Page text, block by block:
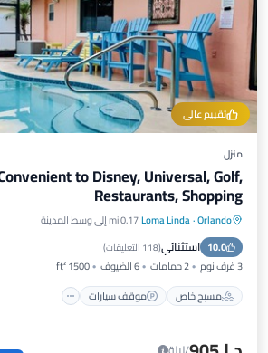
تقييم عالي
منزل
to Disney, Universal, Golf,
Restaurants, Shopping
Orlando
·
Loma Linda0.17 mi إلى وسط المدينة
10.0 استثنائي(118 التعليقات )
3 غرف نوم 2 حمامات 6 الضيوف
1500 ft²
مسبح خاص
موقف سيارات
مسبح خاص موقف سيارات
إطلالة على المحيط